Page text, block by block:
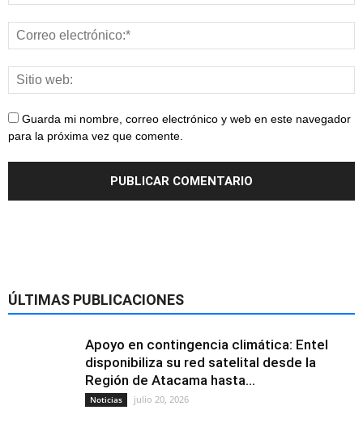
Guarda mi nombre, correo electrónico y web en este navegador
para la próxima vez que comente.
ÚLTIMAS PUBLICACIONES
Apoyo en contingencia climática: Entel
disponibiliza su red satelital desde la
Región de Atacama hasta...
Noticias julio 20, 2026